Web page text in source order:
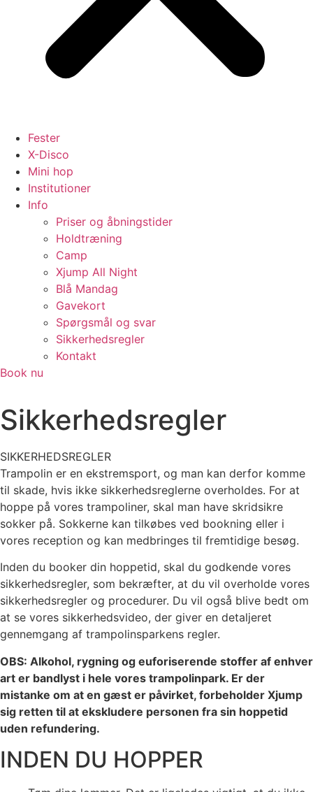
Fester
X-Disco
Mini hop
Institutioner
Info
Priser og åbningstider
Holdtræning
Camp
Xjump All Night
Blå Mandag
Gavekort
Spørgsmål og svar
Sikkerhedsregler
Kontakt
Book nu
Sikkerhedsregler
SIKKERHEDSREGLER
Trampolin er en ekstremsport, og man kan derfor komme
til skade, hvis ikke sikkerhedsreglerne overholdes. For at
hoppe på vores trampoliner, skal man have skridsikre
sokker på. Sokkerne kan tilkøbes ved bookning eller i
vores reception og kan medbringes til fremtidige besøg.
Inden du booker din hoppetid, skal du godkende vores
sikkerhedsregler, som bekræfter, at du vil overholde vores
sikkerhedsregler og procedurer. Du vil også blive bedt om
at se vores sikkerhedsvideo, der giver en detaljeret
gennemgang af trampolinsparkens regler.
OBS: Alkohol, rygning og euforiserende stoffer af enhver
art er bandlyst i hele vores trampolinpark. Er der
mistanke om at en gæst er påvirket, forbeholder Xjump
sig retten til at ekskludere personen fra sin hoppetid
uden refundering.
INDEN DU HOPPER